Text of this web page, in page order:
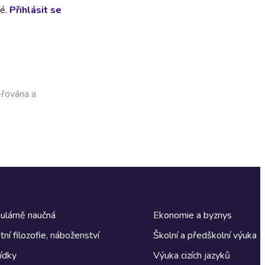
Přihlásit se
a
naučná
filozofie, náboženství
Ekonomie a byznys
Školní a předškolní výuka
Výuka cizích jazyků